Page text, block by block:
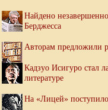
Найдено
Берджесса
Авторам предложили
Кадзуо Исигуро стал
литературе
На «Лицей»